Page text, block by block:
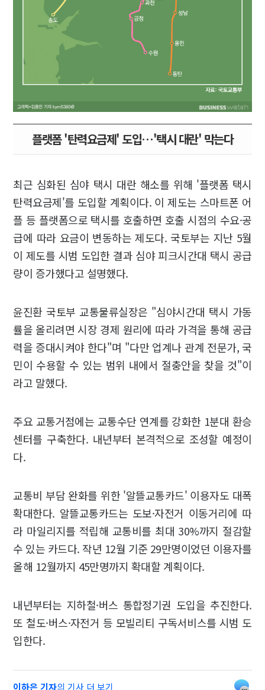
플랫폼 '탄력요금제' 도입…'택시 대란' 막는다
최근 심화된 심야 택시 대란 해소를 위해 '플랫폼 택시
탄력요금제'를 도입할 계획이다. 이 제도는 스마트폰 어
플 등 플랫폼으로 택시를 호출하면 호출 시점의 수요·공
급에 따라 요금이 변동하는 제도다. 국토부는 지난 5월
이 제도를 시범 도입한 결과 심야 피크시간대 택시 공급
량이 증가했다고 설명했다.
윤진환 국토부 교통물류실장은 "심야시간대 택시 가동
률을 올리려면 시장 경제 원리에 따라 가격을 통해 공급
력을 증대시켜야 한다"며 "다만 업계나 관계 전문가, 국
민이 수용할 수 있는 범위 내에서 절충안을 찾을 것"이
라고 말했다.
주요 교통거점에는 교통수단 연계를 강화한 1분대 환승
센터를 구축한다. 내년부터 본격적으로 조성할 예정이
다.
교통비 부담 완화를 위한 '알뜰교통카드' 이용자도 대폭
확대한다. 알뜰교통카드는 도보·자전거 이동거리에 따
라 마일리지를 적립해 교통비를 최대 30%까지 절감할
수 있는 카드다. 작년 12월 기준 29만명이었던 이용자를
올해 12월까지 45만명까지 확대할 계획이다.
내년부터는 지하철·버스 통합정기권 도입을 추진한다.
또 철도·버스·자전거 등 모빌리티 구독서비스를 시범 도
입한다.
이하은 기자의 기사 더 보기